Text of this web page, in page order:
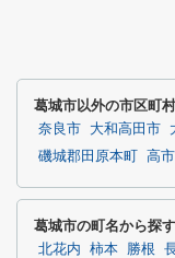
葛城市以外の市区町
奈良市 大和高田市
磯城郡田原本町
高
葛城市の町名から探す
北花内 柿本 勝根